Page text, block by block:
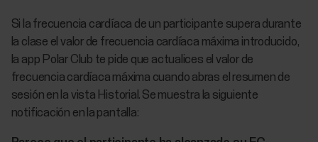
Si la frecuencia cardíaca de un participante supera durante
la clase el valor de frecuencia cardíaca máxima introducido,
la app Polar Club te pide que actualices el valor de
frecuencia cardíaca máxima cuando abras el resumen de
sesión en la vista Historial. Se muestra la siguiente
notificación en la pantalla: